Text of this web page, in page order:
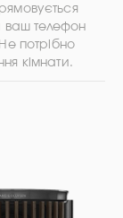
ваш телефон
потрібно
кімнати.